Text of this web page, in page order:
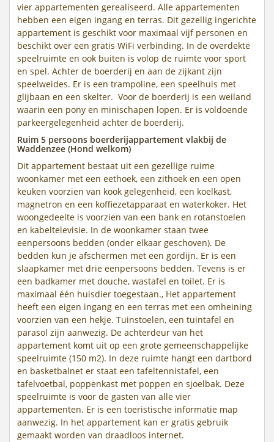
vier appartementen gerealiseerd. Alle appartementen
hebben een eigen ingang en terras. Dit gezellig ingerichte
appartement is geschikt voor maximaal vijf personen en
beschikt over een gratis WiFi verbinding. In de overdekte
speelruimte en ook buiten is volop de ruimte voor sport
en spel. Achter de boerderij en aan de zijkant zijn
speelweides. Er is een trampoline, een speelhuis met
glijbaan en een skelter. Voor de boerderij is een weiland
waarin een pony en minischapen lopen. Er is voldoende
parkeergelegenheid achter de boerderij.
Ruim 5 persoons boerderijappartement vlakbij de
Waddenzee (Hond welkom)
Dit appartement bestaat uit een gezellige ruime
woonkamer met een eethoek, een zithoek en een open
keuken voorzien van kook gelegenheid, een koelkast,
magnetron en een koffiezetapparaat en waterkoker. Het
woongedeelte is voorzien van een bank en rotanstoelen
en kabeltelevisie. In de woonkamer staan twee
eenpersoons bedden (onder elkaar geschoven). De
bedden kun je afschermen met een gordijn. Er is een
slaapkamer met drie eenpersoons bedden. Tevens is er
een badkamer met douche, wastafel en toilet. Er is
maximaal één huisdier toegestaan., Het appartement
heeft een eigen ingang en een terras met een omheining
voorzien van een hekje. Tuinstoelen, een tuintafel en
parasol zijn aanwezig. De achterdeur van het
appartement komt uit op een grote gemeenschappelijke
speelruimte (150 m2). In deze ruimte hangt een dartbord
en basketbalnet er staat een tafeltennistafel, een
tafelvoetbal, poppenkast met poppen en sjoelbak. Deze
speelruimte is voor de gasten van alle vier
appartementen. Er is een toeristische informatie map
aanwezig. In het appartement kan er gratis gebruik
gemaakt worden van draadloos internet.